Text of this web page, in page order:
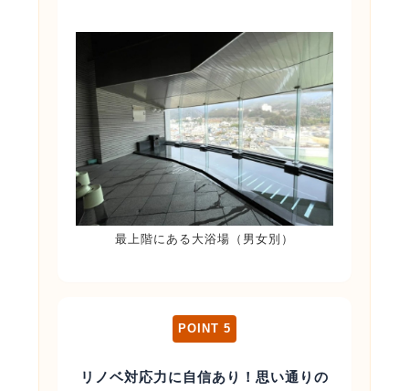
最上階にある大浴場（男女別）
POINT 5
リノベ対応力に自信あり！思い通りの